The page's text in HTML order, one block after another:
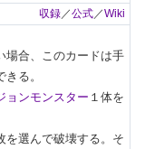
収録／公式／Wiki
場合、このカードは手
る。
ョンモンスター １体を
を選んで破壊する。そ